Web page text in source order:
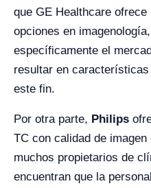
que GE Healthcare
opciones en
específicamente el
resultar en
este fin.
Por otra parte, Philips
TC con calidad de
muchos propietarios de
encuentran que la